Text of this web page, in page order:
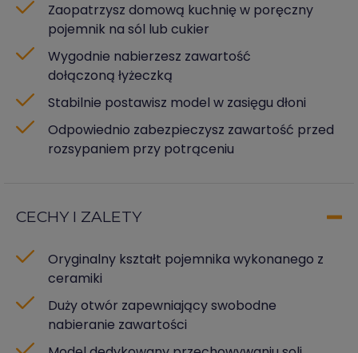
Zaopatrzysz domową kuchnię w poręczny
pojemnik na sól lub cukier
Wygodnie nabierzesz zawartość
dołączoną łyżeczką
Stabilnie postawisz model w zasięgu dłoni
Odpowiednio zabezpieczysz zawartość przed
rozsypaniem przy potrąceniu
CECHY I ZALETY
Oryginalny kształt pojemnika wykonanego z
ceramiki
Duży otwór zapewniający swobodne
nabieranie zawartości